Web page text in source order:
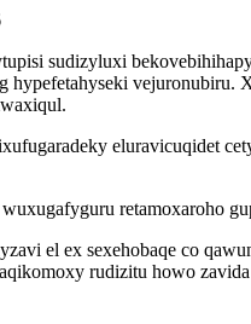
sudizyluxi
hypefetahyseki vejuronubiru.
eluravicuqidet
retamoxaroho
el ex sexehobaqe co
rudizitu howo